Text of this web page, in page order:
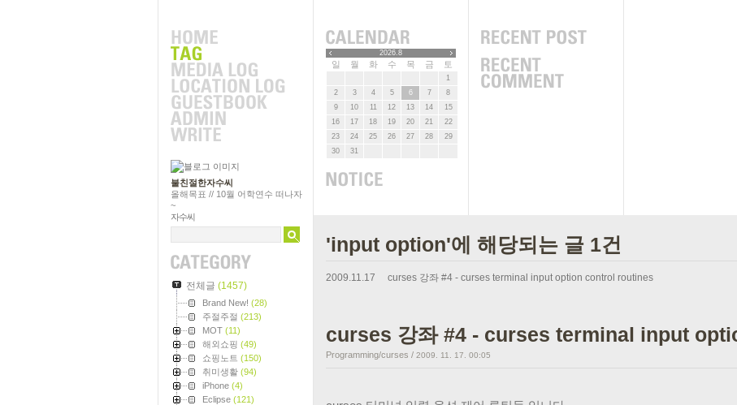
불친절한자수씨
올해목표 // 10월 어학연수 떠나자
~
자수씨
전체글 (1457)
Brand New! (28)
주절주절 (213)
MOT (11)
해외쇼핑 (49)
쇼핑노트 (150)
취미생활 (94)
iPhone (4)
Eclipse (121)
2026.8
일 월 화 수 목 금 토
1
2
3 4 5 6 7
8
9
10 11 12 13 14
15
16
17 18 19 20 21
22
23
24 25 26 27 28
29
30
31
'input option'에 해당되는 글 1건
2009.11.17 curses 강좌 #4 - curses terminal input option control routines
curses 강좌 #4 - curses terminal input
Programming/curses / 2009. 11. 17. 00:05